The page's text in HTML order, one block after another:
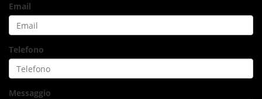
Email
Telefono
Messaggio